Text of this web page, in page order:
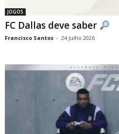
JOGOS
FC Dallas deve saber
Francisco Santos - 24 Julho 2026